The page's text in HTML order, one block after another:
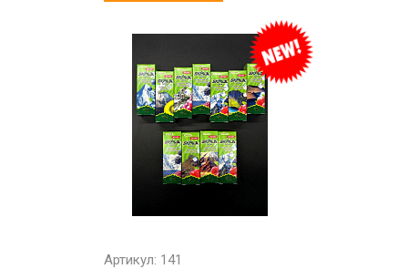
Артикул: 141